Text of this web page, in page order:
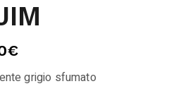
€
grigio sfumato